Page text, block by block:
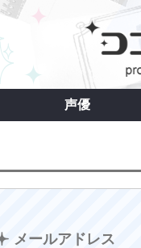
声優
メールアドレス